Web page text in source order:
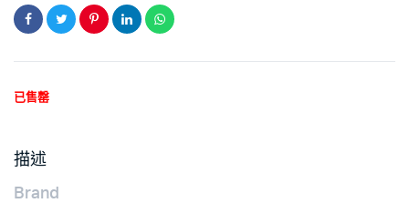
已售罄
描述
Brand